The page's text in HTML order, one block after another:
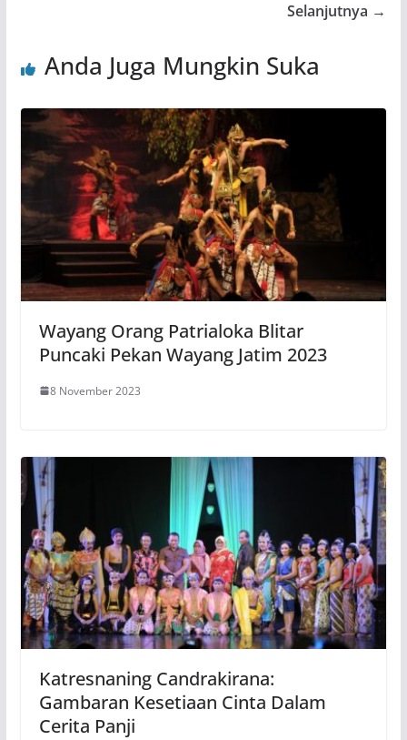
Selanjutnya →
Anda Juga Mungkin Suka
Wayang Orang Patrialoka Blitar
Puncaki Pekan Wayang Jatim 2023
8 November 2023
Katresnaning Candrakirana:
Gambaran Kesetiaan Cinta Dalam
Cerita Panji